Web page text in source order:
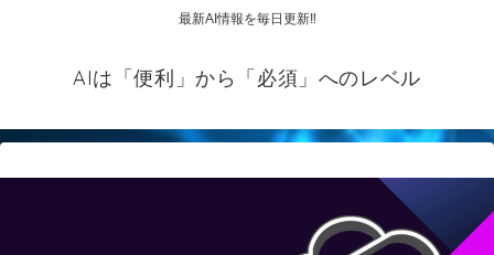
最新AI情報を毎日更新‼
AIは「便利」から「必須」へのレベル